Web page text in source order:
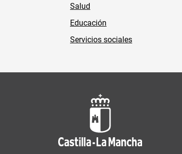
Salud
Educación
Servicios sociales